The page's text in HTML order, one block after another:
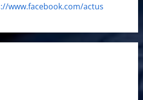
www.facebook.com/actus